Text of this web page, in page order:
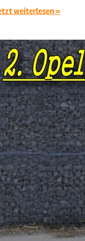
weiterlesen